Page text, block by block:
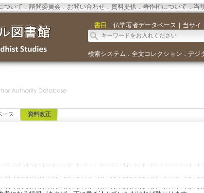
ついて．諮問委員会． お問い合わせ． 資料提供．著作権について．当
｜ 書目 ｜ 仏学著者データベース ｜ 当サイ
検索システム ． 全文コレクション ． デジ
ース 資料改正